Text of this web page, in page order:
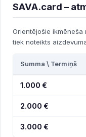
SAVA.card –
Orientējošie ikmēneša
tiek noteikts
Summa \ Termiņš
1.000 €
2.000 €
3.000 €